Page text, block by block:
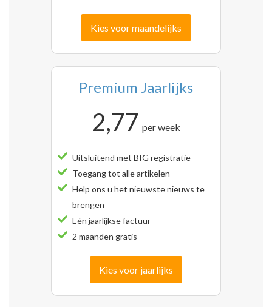
Kies voor maandelijks
Premium Jaarlijks
2,77 per week
Uitsluitend met BIG registratie
Toegang tot alle artikelen
Help ons u het nieuwste nieuws te
brengen
Eén jaarlijkse factuur
2 maanden gratis
Kies voor jaarlijks